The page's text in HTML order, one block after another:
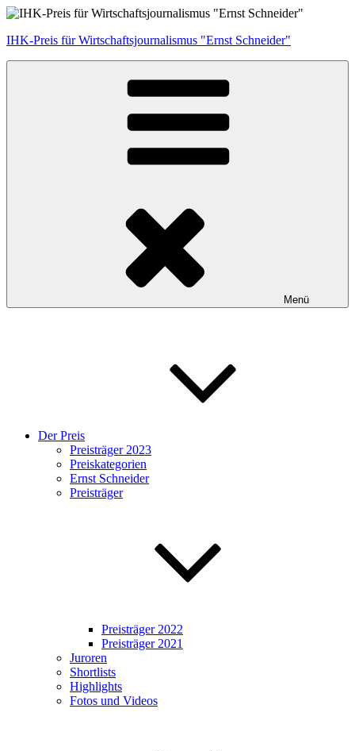
Zum
springen
IHK-Preis für Wirtschaftsjournalismus "Ernst Schneider"
Menü
Der Preis
Preisträger 2023
Preiskategorien
Ernst Schneider
Preisträger
Preisträger 2022
Preisträger 2021
Juroren
Shortlists
Highlights
Fotos und Videos